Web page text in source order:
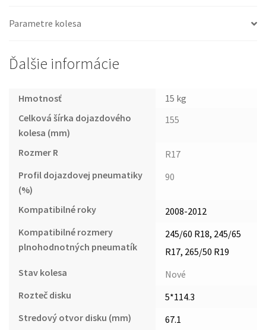
Parametre kolesa
Ďalšie informácie
Hmotnosť
15 kg
Celková šírka dojazdového
kolesa (mm)
155
Rozmer R
R17
Profil dojazdovej pneumatiky
(%)
90
Kompatibilné roky
2008-2012
Kompatibilné rozmery
plnohodnotných pneumatík
245/60 R18, 245/65
R17, 265/50 R19
Stav kolesa
Nové
Rozteč disku
5*114.3
Stredový otvor disku (mm)
67.1